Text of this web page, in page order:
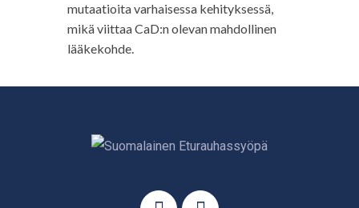
mutaatioita varhaisessa kehityksessä,
mikä viittaa CaD:n olevan mahdollinen
lääkekohde.